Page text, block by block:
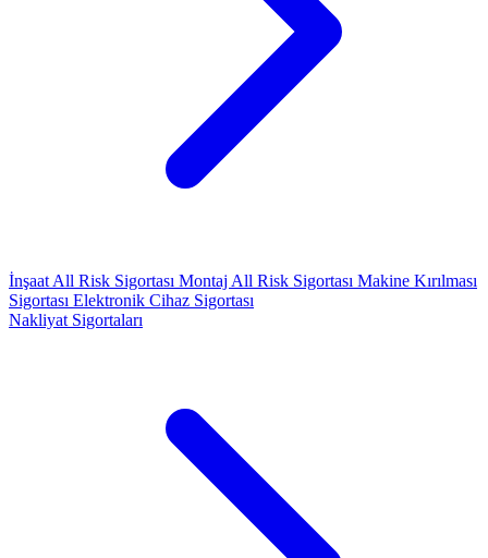
İnşaat All Risk Sigortası Montaj All Risk Sigortası Makine Kırılması
Sigortası Elektronik Cihaz Sigortası
Nakliyat Sigortaları